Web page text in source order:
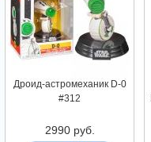
Дроид-астромеханик D-0
#312
2990 руб.